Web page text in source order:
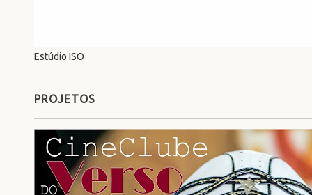
Estúdio ISO
PROJETOS